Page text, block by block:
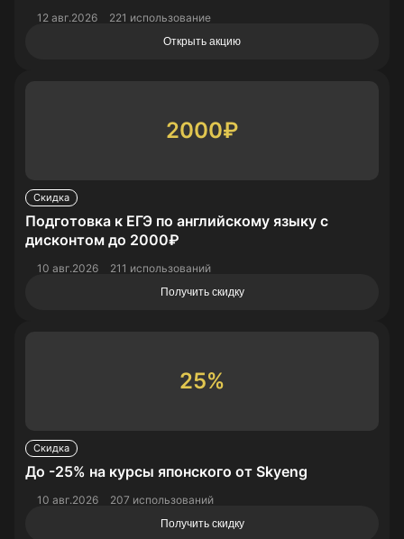
12 авг.2026 221 использование
Открыть акцию
2000₽
Скидка
Подготовка к ЕГЭ по английскому языку с
дисконтом до 2000₽
10 авг.2026 211 использований
Получить скидку
25%
Скидка
До -25% на курсы японского от Skyeng
10 авг.2026 207 использований
Получить скидку